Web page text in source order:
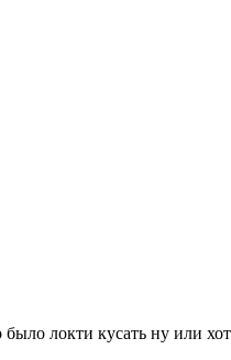
локти кусать ну или